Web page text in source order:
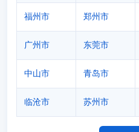
福州市 郑州市
广州市 东莞市
中山市 青岛市
临沧市 苏州市